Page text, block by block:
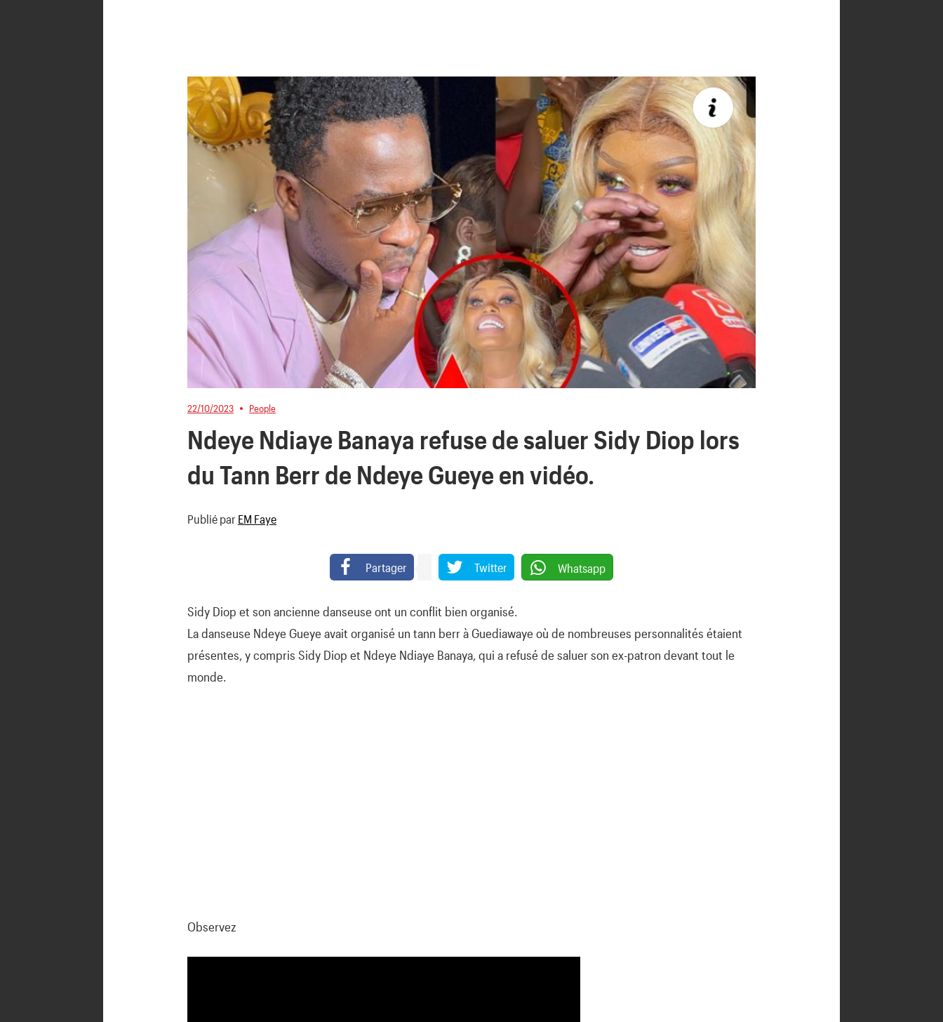
22/10/2023 People
Ndeye Ndiaye Banaya refuse de saluer Sidy Diop lors
du Tann Berr de Ndeye Gueye en vidéo.
Publié par EM Faye
Partager Twitter Whatsapp
Sidy Diop et son ancienne danseuse ont un conflit bien organisé.
La danseuse Ndeye Gueye avait organisé un tann berr à Guediawaye où de nombreuses personnalités étaient
présentes, y compris Sidy Diop et Ndeye Ndiaye Banaya, qui a refusé de saluer son ex-patron devant tout le
monde.
Observez